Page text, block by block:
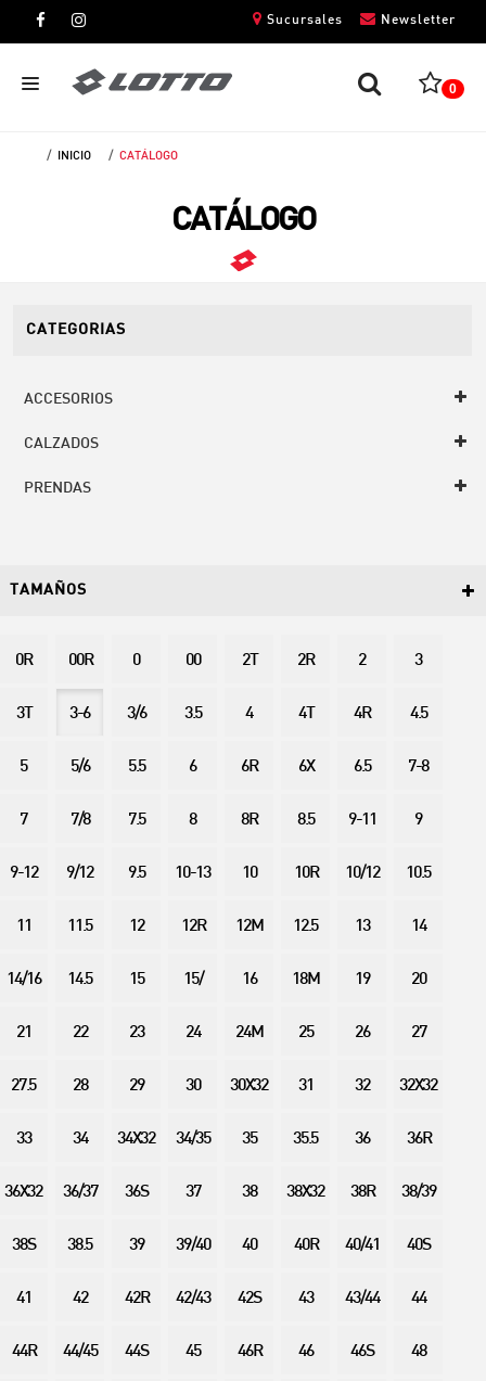
Newsletter
Sucursales
0
INICIO CATÁLOGO
CATÁLOGO
CATEGORIAS
ACCESORIOS
CALZADOS
PRENDAS
TAMAÑOS
0R 00R 0 00 2T 2R 2 3
3T 3-6 3/6 3.5 4 4T 4R 4.5
5 5/6 5.5 6 6R 6X 6.5 7-8
7 7/8 7.5 8 8R 8.5 9-11 9
9-12 9/12 9.5 10-13 10 10R 10/12 10.5
11 11.5 12 12R 12M 12.5 13 14
14/16 14.5 15 15/ 16 18M 19 20
21 22 23 24 24M 25 26 27
27.5 28 29 30 30X32 31 32 32X32
33 34 34X32 34/35 35 35.5 36 36R
36X32 36/37 36S 37 38 38X32 38R 38/39
38S 38.5 39 39/40 40 40R 40/41 40S
41 42 42R 42/43 42S 43 43/44 44
44R 44/45 44S 45 46R 46 46S 48